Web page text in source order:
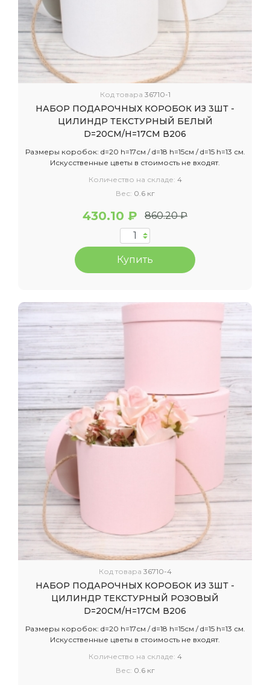
Код товара 36710-1
НАБОР ПОДАРОЧНЫХ КОРОБОК ИЗ 3ШТ -
ЦИЛИНДР ТЕКСТУРНЫЙ БЕЛЫЙ
D=20СМ/H=17СМ В206
Размеры коробок: d=20 h=17см / d=18 h=15см / d=15 h=13 см.
Искусственные цветы в стоимость не входят.
Количество на складе: 4
Вес: 0.6 кг
430.10 ₽ 860.20 ₽
Купить
Код товара 36710-4
НАБОР ПОДАРОЧНЫХ КОРОБОК ИЗ 3ШТ -
ЦИЛИНДР ТЕКСТУРНЫЙ РОЗОВЫЙ
D=20СМ/H=17СМ В206
Размеры коробок: d=20 h=17см / d=18 h=15см / d=15 h=13 см.
Искусственные цветы в стоимость не входят.
Количество на складе: 4
Вес: 0.6 кг